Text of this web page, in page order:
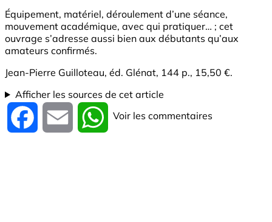
Équipement, matériel, déroulement d’une séance,
mouvement académique, avec qui pratiquer… ; cet
ouvrage s’adresse aussi bien aux débutants qu’aux
amateurs confirmés.
Jean-Pierre Guilloteau, éd. Glénat, 144 p., 15,50 €.
Afficher les sources de cet article
Facebook Email WhatsApp
Voir les commentaires